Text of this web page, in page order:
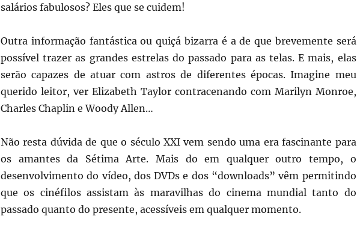
salários fabulosos? Eles que se cuidem!
Outra informação fantástica ou quiçá bizarra é a de que brevemente será
possível trazer as grandes estrelas do passado para as telas. E mais, elas
serão capazes de atuar com astros de diferentes épocas. Imagine meu
querido leitor, ver Elizabeth Taylor contracenando com Marilyn Monroe,
Charles Chaplin e Woody Allen…
Não resta dúvida de que o século XXI vem sendo uma era fascinante para
os amantes da Sétima Arte. Mais do em qualquer outro tempo, o
desenvolvimento do vídeo, dos DVDs e dos “downloads” vêm permitindo
que os cinéfilos assistam às maravilhas do cinema mundial tanto do
passado quanto do presente, acessíveis em qualquer momento.